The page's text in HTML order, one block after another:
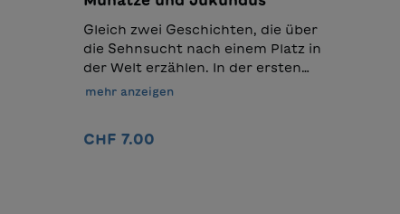
Gleich zwei Geschichten, die über
die Sehnsucht nach einem Platz in
der Welt erzählen. In der ersten
macht sich eine namenlose
dabei unverhofft auch ein neues
mehr anzeigen
CHF 7.00